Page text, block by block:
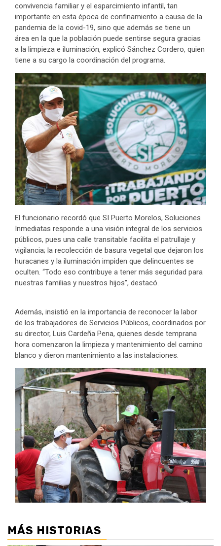
convivencia familiar y el esparcimiento infantil, tan
importante en esta época de confinamiento a causa de la
pandemia de la covid-19, sino que además se tiene un
área en la que la población puede sentirse segura gracias
a la limpieza e iluminación, explicó Sánchez Cordero, quien
tiene a su cargo la coordinación del programa.
El funcionario recordó que SI Puerto Morelos, Soluciones
Inmediatas responde a una visión integral de los servicios
públicos, pues una calle transitable facilita el patrullaje y
vigilancia; la recolección de basura vegetal que dejaron los
huracanes y la iluminación impiden que delincuentes se
oculten. “Todo eso contribuye a tener más seguridad para
nuestras familias y nuestros hijos”, destacó.
Además, insistió en la importancia de reconocer la labor
de los trabajadores de Servicios Públicos, coordinados por
su director, Luis Cardeña Pena, quienes desde temprana
hora comenzaron la limpieza y mantenimiento del camino
blanco y dieron mantenimiento a las instalaciones.
MÁS HISTORIAS